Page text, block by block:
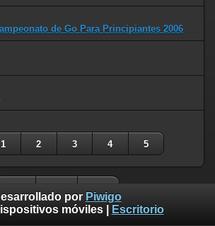
de Go Para Principiantes 2006
1 2 3 4 5
por Piwigo
móviles| Escritorio